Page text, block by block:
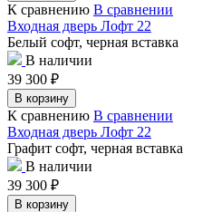
К сравнению В сравнении
Входная дверь Лофт 22
Белый софт, черная вставка
В наличии
39 300 ₽
В корзину
К сравнению В сравнении
Входная дверь Лофт 22
Графит софт, черная вставка
В наличии
39 300 ₽
В корзину